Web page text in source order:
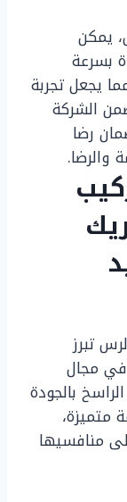
يمكن
بسرعة
يجعل تجربة
الشركة
رضا
والرضا.
تبرز
في مجال
بالجودة
متميزة،
منافسيها